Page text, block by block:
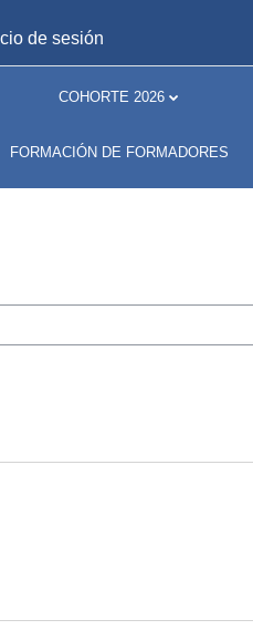
de sesión
COHORTE 2026
FORMACIÓN DE FORMADORES